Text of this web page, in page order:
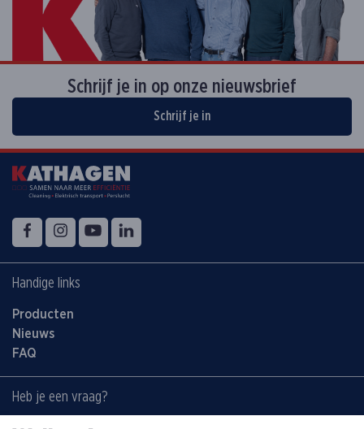
Schrijf je in op onze nieuwsbrief
Schrijf je in
Volg ons op
FacebookInstagramYouTube
Handige links
Producten
Nieuws
FAQ
Heb je een vraag?